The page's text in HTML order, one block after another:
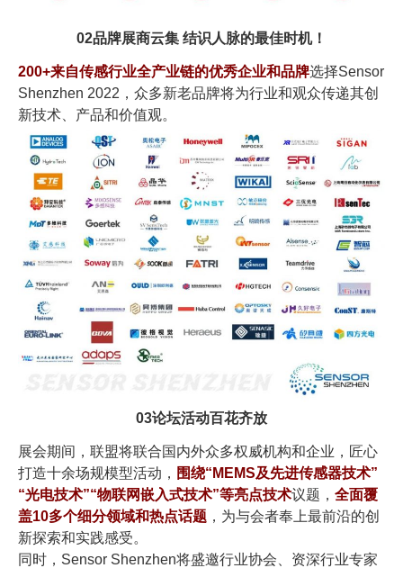
02品牌展商云集 结识人脉的最佳时机！
200+来自传感行业全产业链的优秀企业和品牌选择Sensor
Shenzhen 2022，众多新老品牌将为行业和观众传递其创
新技术、产品和价值观。
03论坛活动百花齐放
展会期间，联盟将联合国内外众多权威机构和企业，匠心
打造十余场规模型活动， 围绕“MEMS及先进传感器技术”
“光电技术”“物联网嵌入式技术”等亮点技术议题， 全面覆
盖10多个细分领域和热点话题 ，为与会者奉上最前沿的创
新探索和实践感受。
同时，Sensor Shenzhen将盛邀行业协会、资深行业专家